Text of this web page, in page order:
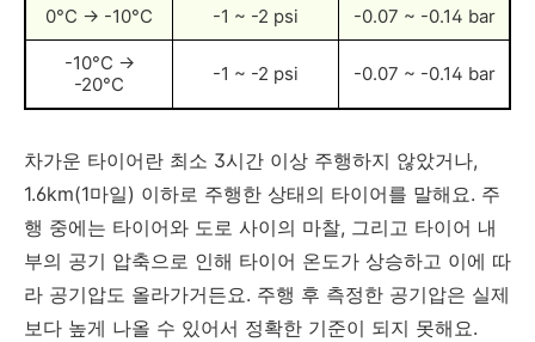
0°C → -10°C -1 ~ -2 psi -0.07 ~ -0.14 bar
-10°C →
-20°C
-1 ~ -2 psi -0.07 ~ -0.14 bar
차가운 타이어란 최소 3시간 이상 주행하지 않았거나,
1.6km(1마일) 이하로 주행한 상태의 타이어를 말해요. 주
행 중에는 타이어와 도로 사이의 마찰, 그리고 타이어 내
부의 공기 압축으로 인해 타이어 온도가 상승하고 이에 따
라 공기압도 올라가거든요. 주행 후 측정한 공기압은 실제
보다 높게 나올 수 있어서 정확한 기준이 되지 못해요.